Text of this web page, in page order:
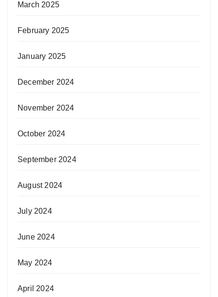
March 2025
February 2025
January 2025
December 2024
November 2024
October 2024
September 2024
August 2024
July 2024
June 2024
May 2024
April 2024